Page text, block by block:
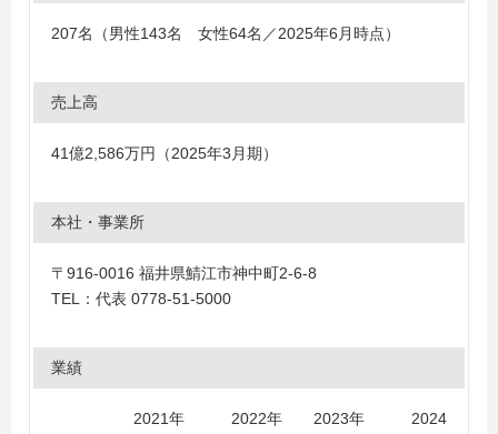
207名（男性143名 女性64名／2025年6月時点）
売上高
41億2,586万円（2025年3月期）
本社・事業所
〒916-0016 福井県鯖江市神中町2-6-8
TEL：代表 0778-51-5000
業績
2021年 2022年 2023年 2024